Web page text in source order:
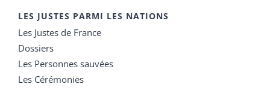
LES JUSTES PARMI LES NATIONS
Les Justes de France
Dossiers
Les Personnes sauvées
Les Cérémonies